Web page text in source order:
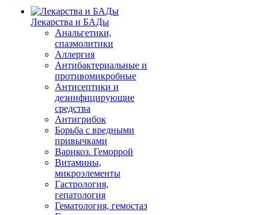
Лекарства и БАДы
Анальгетики,
спазмолитики
Аллергия
Антибактериальные и
противомикробные
Антисептики и
дезинфицирующие
средства
Антигрибок
Борьба с вредными
привычками
Варикоз. Геморрой
Витамины,
микроэлементы
Гастрология,
гепатология
Гематология, гемостаз